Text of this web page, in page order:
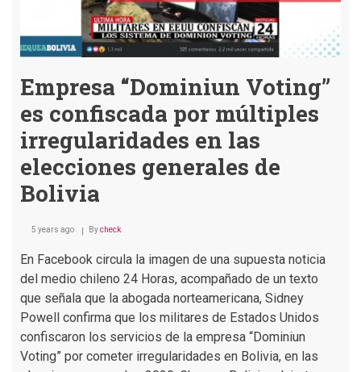
Empresa “Dominiun Voting”
es confiscada por múltiples
irregularidades en las
elecciones generales de
Bolivia
5 years ago Bycheck
En Facebook circula la imagen de una supuesta noticia
del medio chileno 24 Horas, acompañado de un texto
que señala que la abogada norteamericana, Sidney
Powell confirma que los militares de Estados Unidos
confiscaron los servicios de la empresa “Dominiun
Voting” por cometer irregularidades en Bolivia, en las